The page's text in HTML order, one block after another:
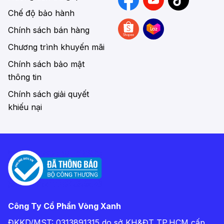
bao gồm khung sườn (frame), phuộc (fork) và
cốt yên (seat post).
• Hệ thống truyền lực:
Đóng vai trò như trung tâm
vận hành, giúp xe di chuyển mượt mà và trơn tru.
đùi trục giữa, đĩa xe, xích xe, líp.
• Hệ thống chuyển động:
thống chuyển động bao gồm 2 bánh xe trước và
sau hoạt động nhịp nhàng, giúp xe dễ dàng tiến
được cấu tạo từ bộ phận chính như trục, moay-ơ,
• Bộ đề:Xe đạp địa hình thể thao được trang bị
bộ đề trước – sau để điều chỉnh đĩa và líp, giúp
quá trình di chuyển trên địa hình hiểm trở được
đề và dây cáp.
Chế độ bảo hành
Chính sách bán hàng
Chương trình khuyến mãi
Chính sách bảo mật
thông tin
Chính sách giải quyết
khiếu nại
Công Ty Cổ Phần Vòng Xanh